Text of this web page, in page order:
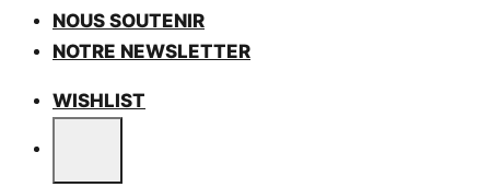
NOUS SOUTENIR
NOTRE NEWSLETTER
WISHLIST